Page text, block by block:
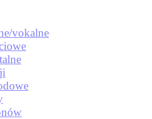
vokalne